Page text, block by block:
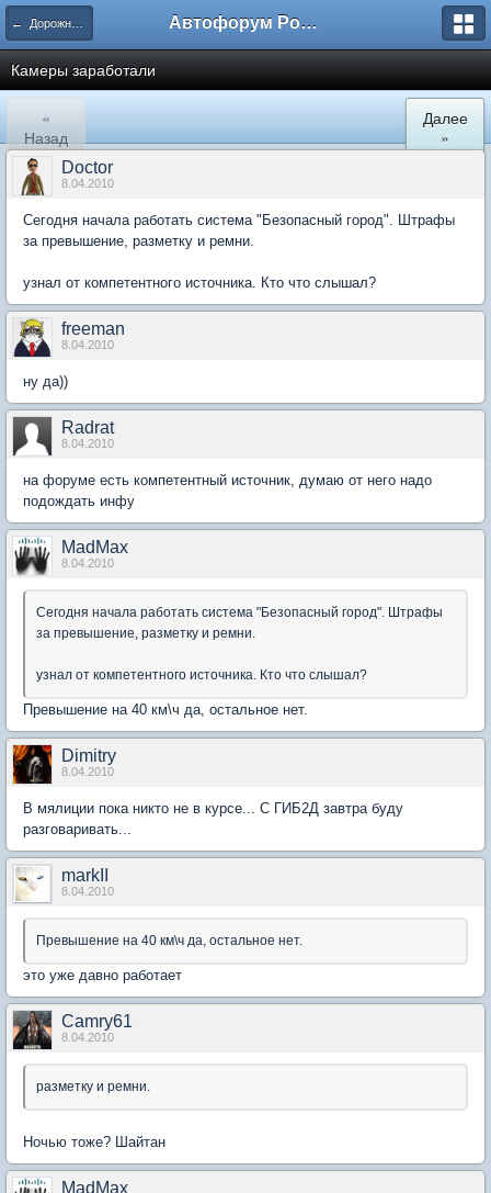
← Дорожный патруль Автофорум Ростова-на-Дону
Камеры заработали
«
Назад
Далее
»
Doctor
8.04.2010
Сегодня начала работать система "Безопасный город". Штрафы
за превышение, разметку и ремни.
узнал от компетентного источника. Кто что слышал?
freeman
8.04.2010
ну да))
Radrat
8.04.2010
на форуме есть компетентный источник, думаю от него надо
подождать инфу
MadMax
8.04.2010
Сегодня начала работать система "Безопасный город". Штрафы
за превышение, разметку и ремни.
узнал от компетентного источника. Кто что слышал?
Превышение на 40 км\ч да, остальное нет.
Dimitry
8.04.2010
В мялиции пока никто не в курсе... С ГИБ2Д завтра буду
разговаривать...
markII
8.04.2010
Превышение на 40 км\ч да, остальное нет.
это уже давно работает
Camry61
8.04.2010
разметку и ремни.
Ночью тоже? Шайтан
MadMax